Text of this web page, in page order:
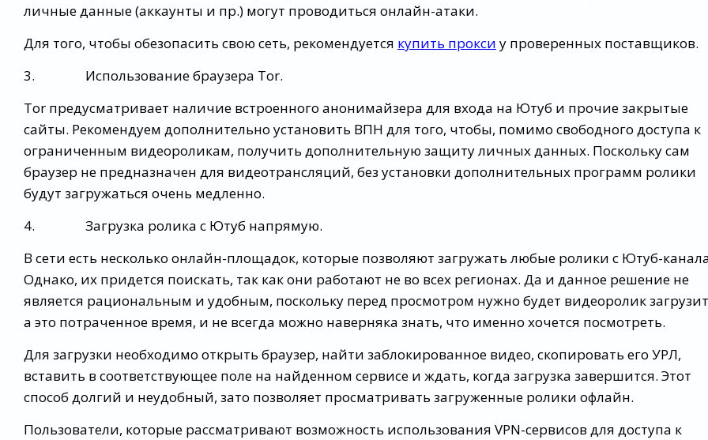
личные данные (аккаунты и пр.) могут проводиться онлайн-атаки.
Для того, чтобы обезопасить свою сеть, рекомендуется купить прокси у проверенных поставщиков.
3. Использование браузера Tor.
Tor предусматривает наличие встроенного анонимайзера для входа на Ютуб и прочие закрытые
сайты. Рекомендуем дополнительно установить ВПН для того, чтобы, помимо свободного доступа к
ограниченным видеороликам, получить дополнительную защиту личных данных. Поскольку сам
браузер не предназначен для видеотрансляций, без установки дополнительных программ ролики
будут загружаться очень медленно.
4. Загрузка ролика с Ютуб напрямую.
В сети есть несколько онлайн-площадок, которые позволяют загружать любые ролики с Ютуб-
Однако, их придется поискать, так как они работают не во всех регионах. Да и данное решение не
является рациональным и удобным, поскольку перед просмотром нужно будет видеоролик
а это потраченное время, и не всегда можно наверняка знать, что именно хочется посмотреть.
Для загрузки необходимо открыть браузер, найти заблокированное видео, скопировать его УРЛ,
вставить в соответствующее поле на найденном сервисе и ждать, когда загрузка завершится. Этот
способ долгий и неудобный, зато позволяет просматривать загруженные ролики офлайн.
Пользователи, которые рассматривают возможность использования VPN-сервисов для доступа к